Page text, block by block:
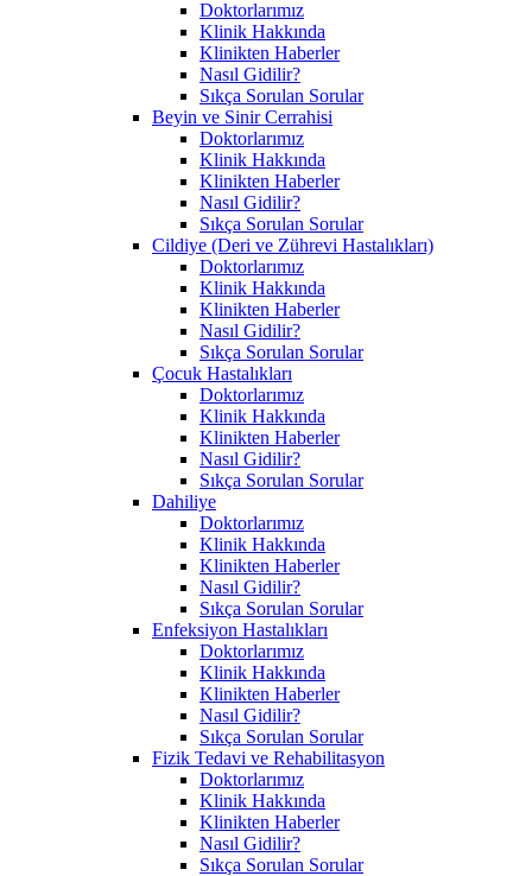
Doktorlarımız
Klinik Hakkında
Klinikten Haberler
Nasıl Gidilir?
Sıkça Sorulan Sorular
Beyin ve Sinir Cerrahisi
Doktorlarımız
Klinik Hakkında
Klinikten Haberler
Nasıl Gidilir?
Sıkça Sorulan Sorular
Cildiye (Deri ve Zührevi Hastalıkları)
Doktorlarımız
Klinik Hakkında
Klinikten Haberler
Nasıl Gidilir?
Sıkça Sorulan Sorular
Çocuk Hastalıkları
Doktorlarımız
Klinik Hakkında
Klinikten Haberler
Nasıl Gidilir?
Sıkça Sorulan Sorular
Dahiliye
Doktorlarımız
Klinik Hakkında
Klinikten Haberler
Nasıl Gidilir?
Sıkça Sorulan Sorular
Enfeksiyon Hastalıkları
Doktorlarımız
Klinik Hakkında
Klinikten Haberler
Nasıl Gidilir?
Sıkça Sorulan Sorular
Fizik Tedavi ve Rehabilitasyon
Doktorlarımız
Klinik Hakkında
Klinikten Haberler
Nasıl Gidilir?
Sıkça Sorulan Sorular